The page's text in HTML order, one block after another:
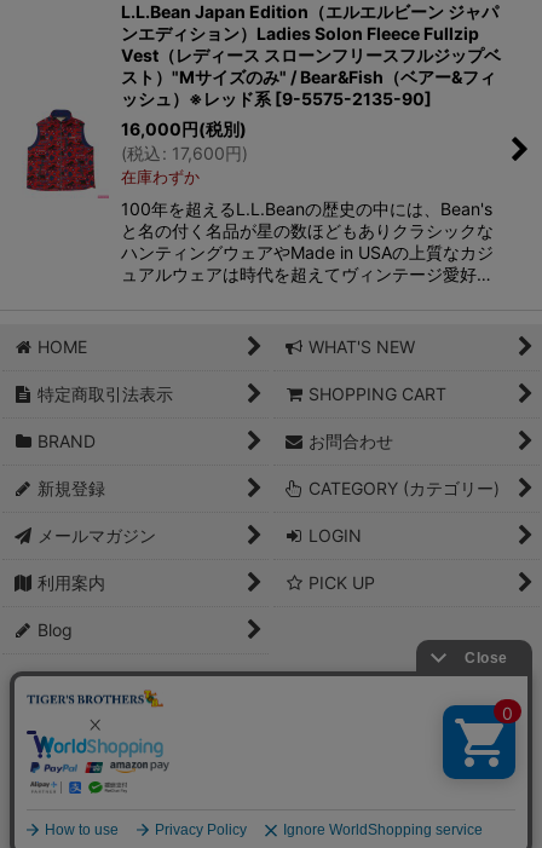
L.L.Bean Japan Edition（エルエルビーン ジャパ
ンエディション）Ladies Solon Fleece Fullzip
Vest（レディース スローンフリースフルジップベ
スト）"Mサイズのみ" / Bear&Fish（ベアー&フィ
ッシュ）※レッド系 [9-5575-2135-90]
16,000 円(税別)
(税込: 17,600 円 )
在庫わずか
100年を超えるL.L.Beanの歴史の中には、Bean's
と名の付く名品が星の数ほどもありクラシックな
ハンティングウェアやMade in USAの上質なカジ
ュアルウェアは時代を超えてヴィンテージ愛好…
HOME WHAT'S NEW
特定商取引法表示 SHOPPING CART
BRAND お問合わせ
新規登録 CATEGORY (カテゴリー)
メールマガジン LOGIN
利用案内 PICK UP
Blog